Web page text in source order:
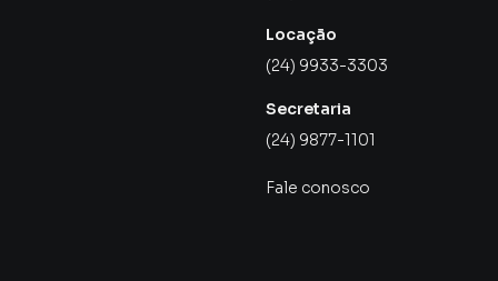
Locação
(24) 9933-3303
Secretaria
(24) 9877-1101
Fale conosco